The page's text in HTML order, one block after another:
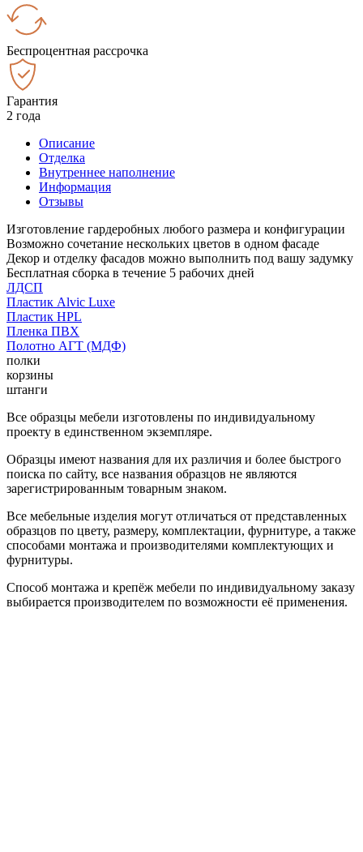
Беспроцентная рассрочка
Гарантия
2 года
Описание
Отделка
Внутреннее наполнение
Информация
Отзывы
Изготовление гардеробных любого размера и конфигурации
Возможно сочетание нескольких цветов в одном фасаде
Декор и отделку фасадов можно выполнить под вашу задумку
Бесплатная сборка в течение 5 рабочих дней
ЛДСП
Пластик Alvic Luxe
Пластик HPL
Пленка ПВХ
Полотно АГТ (МДФ)
полки
корзины
штанги
Все образцы мебели изготовлены по индивидуальному
проекту в единственном экземпляре.
Образцы имеют названия для их различия и более быстрого
поиска по сайту, все названия образцов не являются
зарегистрированным товарным знаком.
Все мебельные изделия могут отличаться от представленных
образцов по цвету, размеру, комплектации, фурнитуре, а также
способами монтажа и производителями комплектующих и
фурнитуры.
Способ монтажа и крепёж мебели по индивидуальному заказу
выбирается производителем по возможности её применения.